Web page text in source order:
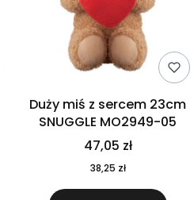
Duży miś z sercem 23cm
SNUGGLE MO2949-05
47,05 zł
38,25 zł